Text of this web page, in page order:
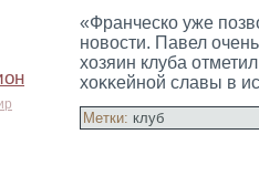
«Франческо уже
новости. Павел
хозяин клуба
хоκκейной славы в
Метки: клуб